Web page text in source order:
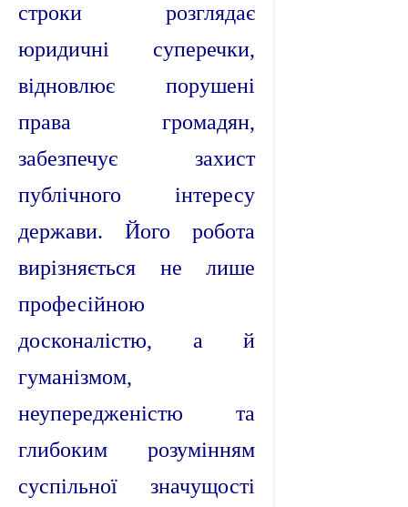
строки розглядає
юридичні суперечки,
відновлює порушені
права громадян,
забезпечує захист
публічного інтересу
держави. Його робота
вирізняється не лише
професійною
досконалістю, а й
гуманізмом,
неупередженістю та
глибоким розумінням
суспільної значущості